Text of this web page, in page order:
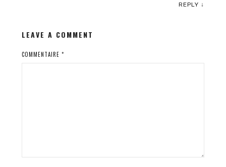
REPLY ↓
LEAVE A COMMENT
COMMENTAIRE *